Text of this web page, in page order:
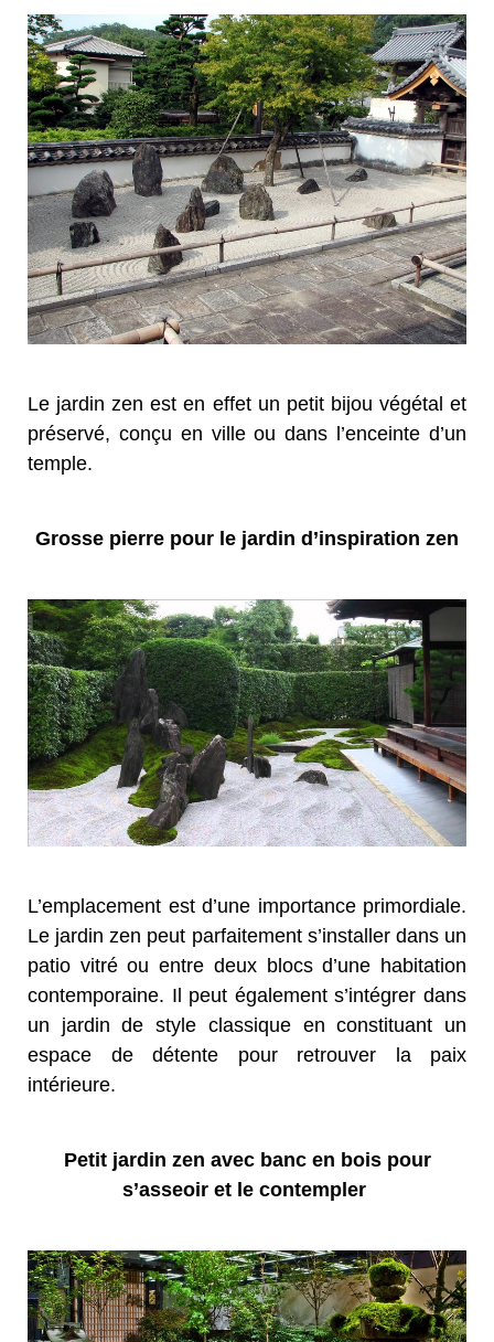
Le jardin zen est en effet un petit bijou végétal et
préservé, conçu en ville ou dans l’enceinte d’un
temple.
Grosse pierre pour le jardin d’inspiration zen
L’emplacement est d’une importance primordiale.
Le jardin zen peut parfaitement s’installer dans un
patio vitré ou entre deux blocs d’une habitation
contemporaine. Il peut également s’intégrer dans
un jardin de style classique en constituant un
espace de détente pour retrouver la paix
intérieure.
Petit jardin zen avec banc en bois pour
s’asseoir et le contempler